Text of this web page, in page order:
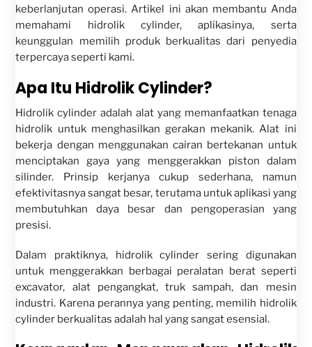
keberlanjutan operasi. Artikel ini akan membantu Anda
memahami hidrolik cylinder, aplikasinya, serta
keunggulan memilih produk berkualitas dari penyedia
terpercaya seperti kami.
Apa Itu Hidrolik Cylinder?
Hidrolik cylinder adalah alat yang memanfaatkan tenaga
hidrolik untuk menghasilkan gerakan mekanik. Alat ini
bekerja dengan menggunakan cairan bertekanan untuk
menciptakan gaya yang menggerakkan piston dalam
silinder. Prinsip kerjanya cukup sederhana, namun
efektivitasnya sangat besar, terutama untuk aplikasi yang
membutuhkan daya besar dan pengoperasian yang
presisi.
Dalam praktiknya, hidrolik cylinder sering digunakan
untuk menggerakkan berbagai peralatan berat seperti
excavator, alat pengangkat, truk sampah, dan mesin
industri. Karena perannya yang penting, memilih hidrolik
cylinder berkualitas adalah hal yang sangat esensial.